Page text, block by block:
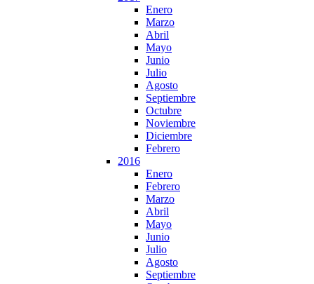
Enero
Marzo
Abril
Mayo
Junio
Julio
Agosto
Septiembre
Octubre
Noviembre
Diciembre
Febrero
2016
Enero
Febrero
Marzo
Abril
Mayo
Junio
Julio
Agosto
Septiembre